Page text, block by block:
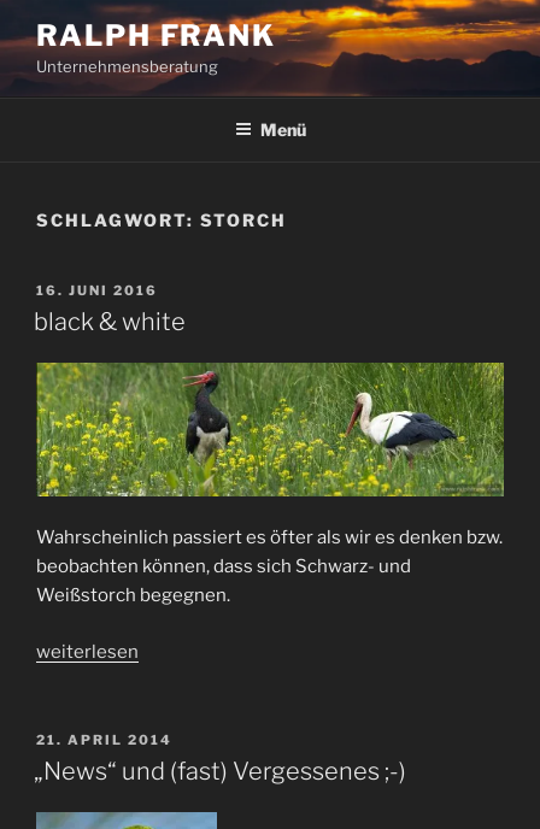
Inhalt
springen
RALPH FRANK
Unternehmensberatung
Menü
SCHLAGWORT: STORCH
VERÖFFENTLICHT
AM
16. JUNI 2016
black & white
Wahrscheinlich passiert es öfter als wir es denken bzw.
beobachten können, dass sich Schwarz- und
Weißstorch begegnen.
„black
weiterlesen
VERÖFFENTLICHT
AM
21. APRIL 2014
„News“ und (fast) Vergessenes ;-)